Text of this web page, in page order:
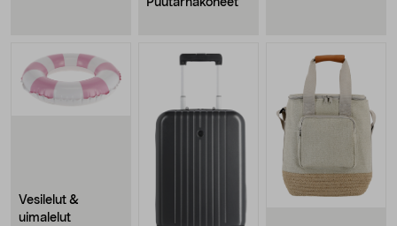
Puutarhakoneet
Vesilelut &
uimalelut